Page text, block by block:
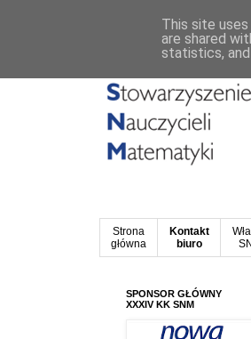
Strona
główna
Kontakt
biuro
SPONSOR GŁÓWNY
XXXIV KK SNM
This site
are shared
statistics,